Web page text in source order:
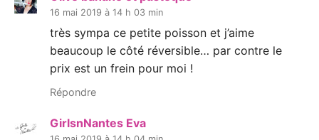
16 mai 2019 à 14 h 03 min
très sympa ce petite poisson et j’aime
beaucoup le côté réversible… par contre le
prix est un frein pour moi !
Répondre
GirlsnNantes Eva